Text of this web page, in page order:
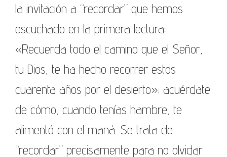
la invitación a “recordar” que hemos
escuchado en la primera lectura:
«Recuerda todo el camino que el Señor,
tu Dios, te ha hecho recorrer estos
cuarenta años por el desierto»; acuérdate
de cómo, cuando tenías hambre, te
alimentó con el maná. Se trata de
“recordar” precisamente para no olvidar